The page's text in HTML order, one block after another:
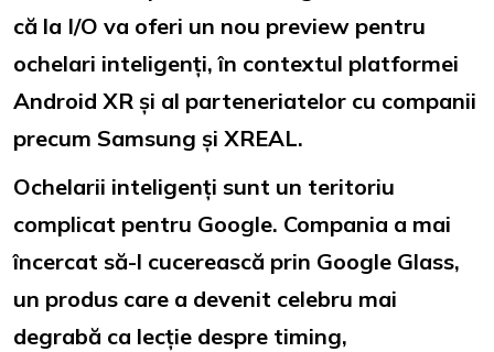
că la I/O va oferi un nou preview pentru
ochelari inteligenți, în contextul platformei
Android XR și al parteneriatelor cu companii
precum Samsung și XREAL.
Ochelarii inteligenți sunt un teritoriu
complicat pentru Google. Compania a mai
încercat să-l cucerească prin Google Glass,
un produs care a devenit celebru mai
degrabă ca lecție despre timing,